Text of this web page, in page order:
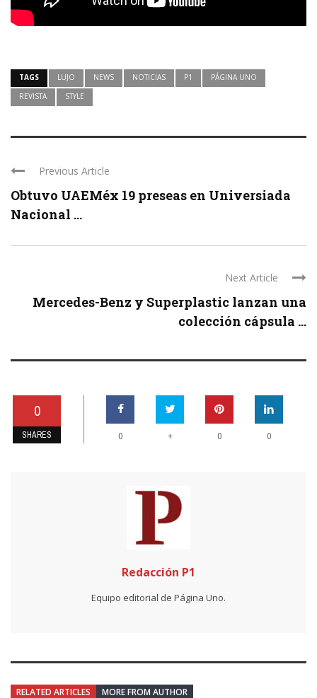
TAGS LUJO NEWS NOTICIAS P1
PÁGINA UNO
REVISTA
STYLE
Previous Article
Obtuvo UAEMéx 19 preseas en Universiada
Nacional ...
Next Article
Mercedes-Benz y Superplastic lanzan una
colección cápsula ...
0
SHARES 0 + 0 0
Redacción P1
Equipo editorial de Página Uno.
RELATED ARTICLES MORE FROM AUTHOR